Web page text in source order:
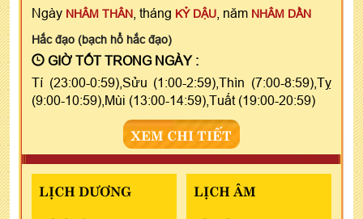
Ngày NHÂM THÂN , tháng KỶ DẬU , năm NHÂM DẦN
Hắc đạo (bạch hổ hắc đạo)
GIỜ TỐT TRONG NGÀY :
Tí (23:00-0:59),Sửu (1:00-2:59),Thìn (7:00-8:59),Tỵ
(9:00-10:59),Mùi (13:00-14:59),Tuất (19:00-20:59)
XEM CHI TIẾT
LỊCH DƯƠNG LỊCH ÂM